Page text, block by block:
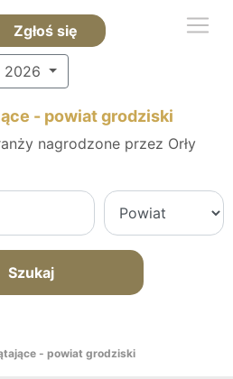
Zgłoś się
2026
- powiat grodziski
nagrodzone przez Orły
Szukaj
- powiat grodziski